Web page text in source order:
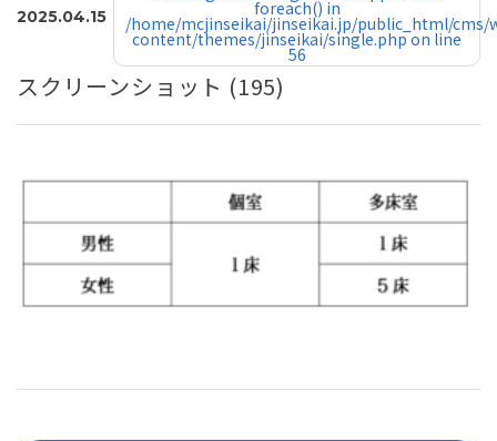
2025.04.15 foreach() in
/home/mcjinseikai/jinseikai.jp/public_html/cms/
content/themes/jinseikai/single.phpon line
56
スクリーンショット (195)